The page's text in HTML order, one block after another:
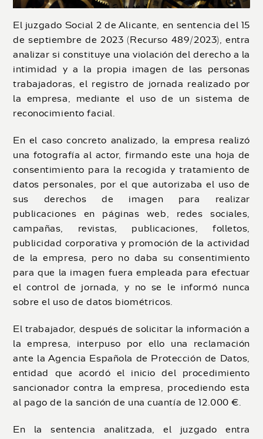
El juzgado Social 2 de Alicante, en sentencia del 15
de septiembre de 2023 (Recurso 489/2023), entra
analizar si constituye una violación del derecho a la
intimidad y a la propia imagen de las personas
trabajadoras, el registro de jornada realizado por
la empresa, mediante el uso de un sistema de
reconocimiento facial.
En el caso concreto analizado, la empresa realizó
una fotografía al actor, firmando este una hoja de
consentimiento para la recogida y tratamiento de
datos personales, por el que autorizaba el uso de
sus derechos de imagen para realizar
publicaciones en páginas web, redes sociales,
campañas, revistas, publicaciones, folletos,
publicidad corporativa y promoción de la actividad
de la empresa, pero no daba su consentimiento
para que la imagen fuera empleada para efectuar
el control de jornada, y no se le informó nunca
sobre el uso de datos biométricos.
El trabajador, después de solicitar la información a
la empresa, interpuso por ello una reclamación
ante la Agencia Española de Protección de Datos,
entidad que acordó el inicio del procedimiento
sancionador contra la empresa, procediendo esta
al pago de la sanción de una cuantía de 12.000 €.
En la sentencia analitzada, el juzgado entra